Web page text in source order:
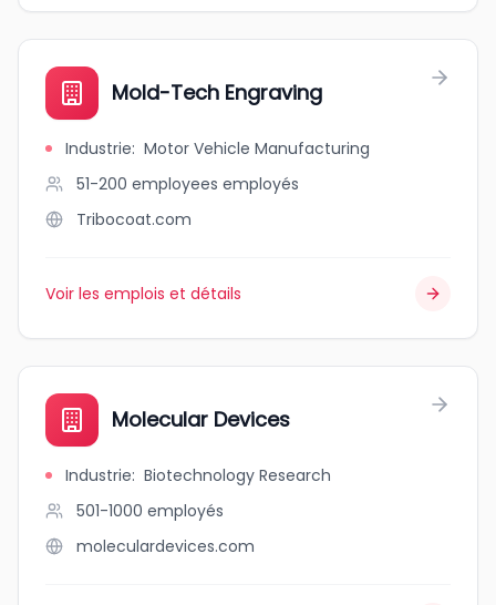
Mold-Tech Engraving
Industrie: Motor Vehicle Manufacturing
51-200 employees employés
Tribocoat.com
Voir les emplois et détails
Molecular Devices
Industrie: Biotechnology Research
501-1000 employés
moleculardevices.com